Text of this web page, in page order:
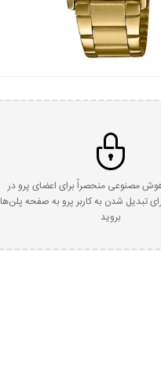
مصنوعی منحصراً برای اعضای پرو در
تبدیل شدن به کاربر پرو به صفحه پلن‌ها
بروید